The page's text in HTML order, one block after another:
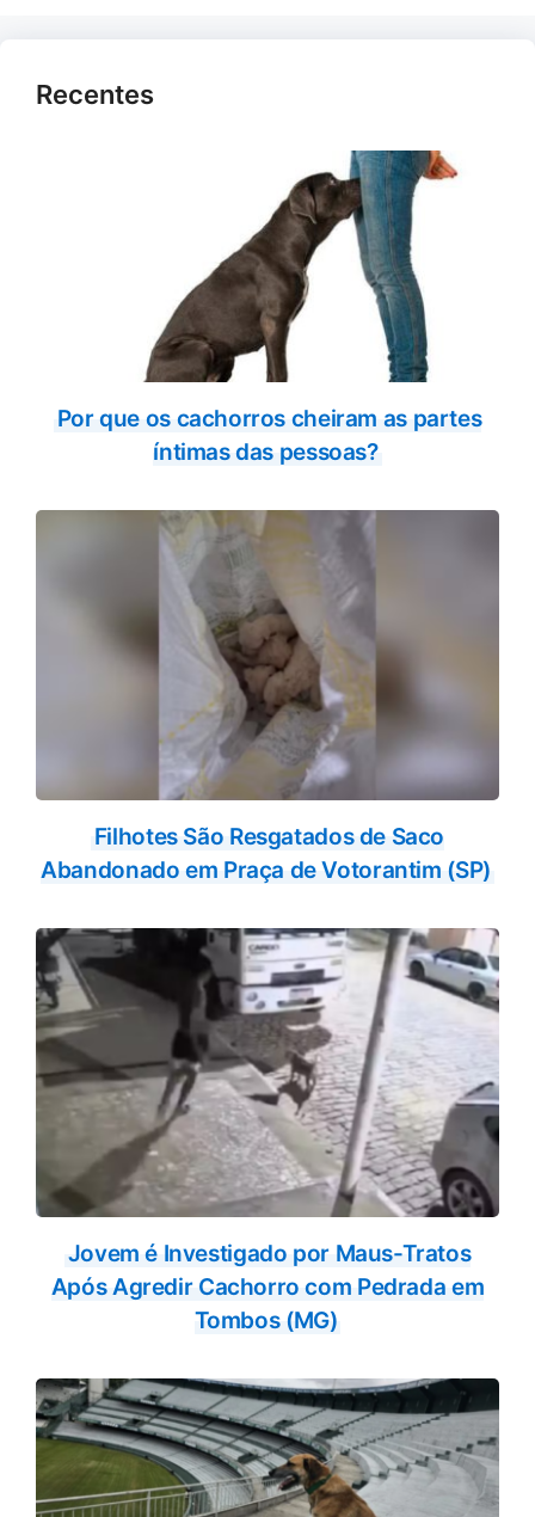
Recentes
Por que os cachorros cheiram as partes
íntimas das pessoas?
Filhotes São Resgatados de Saco
Abandonado em Praça de Votorantim (SP)
Jovem é Investigado por Maus-Tratos
Após Agredir Cachorro com Pedrada em
Tombos (MG)